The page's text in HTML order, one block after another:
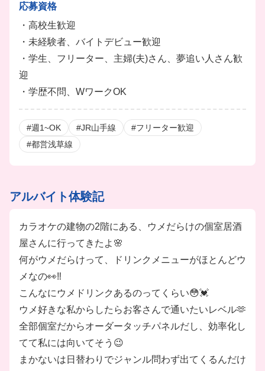
■賞与アリ
※トレーナーなど役職がある人のみ
■友人紹介制度あり
■社割あり(カラオケ系列店：50%OFF、飲食店：20%
OFF)
※辞めた後やご家族の使用もOK
■有給休暇アリ
※規定アリ
＼ほかにも素敵なPOINTが♪／
★大手企業の安心感＆安定感
★充実した環境＆福利厚生アリ
★STAFFみんな仲良し◎
★週1日～OKでプライベートも充実♪
…などなど
応募資格
・高校生歓迎
・未経験者、バイトデビュー歓迎
・学生、フリーター、主婦(夫)さん、夢追い人さん歓
迎
・学歴不問、WワークOK
#週1~OK #JR山手線
#フリーター歓迎
#都営浅草線
アルバイト体験記
カラオケの建物の2階にある、ウメだらけの個室居酒
屋さんに行ってきたよ🌸
何がウメだらけって、ドリンクメニューがほとんどウ
メなの👀‼️
こんなにウメドリンクあるのってくらい😳💓
ウメ好きな私からしたらお客さんで通いたいレベル🫶
全部個室だからオーダータッチパネルだし、効率化し
てて私には向いてそう😉
まかないは日替わりでジャンル問わず出てくるんだけ